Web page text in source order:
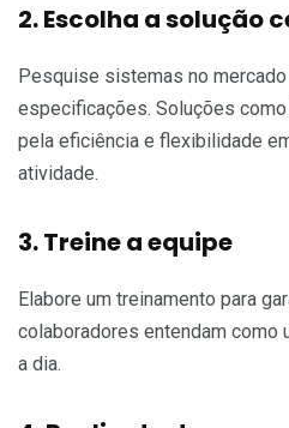
2. Escolha a solução
Pesquise sistemas no
especificações. Soluções como
pela eficiência e flexibilidade
atividade.
3. Treine a equipe
Elabore um treinamento para
colaboradores entendam como
a dia.